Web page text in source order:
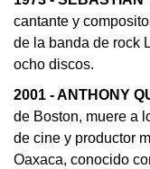
cantante y
de la banda de rock
ocho discos.
2001 - ANTHONY
de Boston, muere a
de cine y productor
Oaxaca, conocido